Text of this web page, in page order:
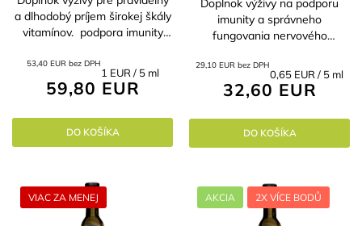
53,40 EUR bez DPH
59,80 EUR
Jednotková
cena:
1 EUR / 5 ml
DO KOŠÍKA
a dlhodobý príjem širokej škály
vitamínov. podpora imunity
psychickej alebo psychickej
záťaže alebo...
29,10 EUR bez DPH
32,60 EUR
Jednotková
cena:
0,65 EUR / 5 ml
DO KOŠÍKA
Doplnok výživy na podporu
imunity a správneho
fungovania nervového
VIAC ZA MENEJ AKCIA 2X VÍCE BODŮ